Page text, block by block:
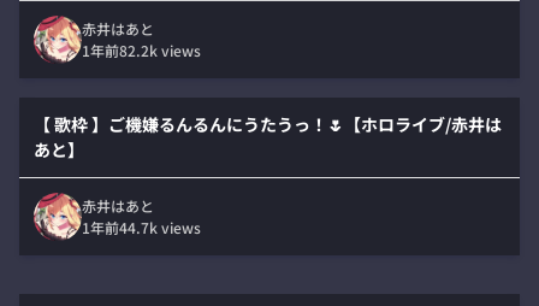
赤井はあと
1年前82.2kviews
【 歌枠 】ご機嫌るんるんにうたうっ！🌷【ホロライブ/赤井は
あと】
赤井はあと
1年前44.7kviews